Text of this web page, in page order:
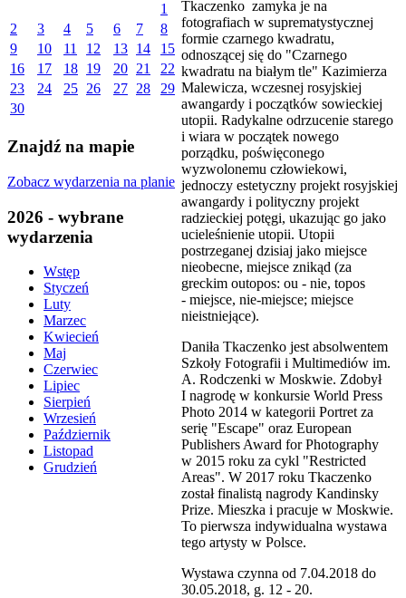
1
2
3 4 5 6 7
8
9
10 11 12 13 14
15
16
17 18 19 20 21
22
23
24 25 26 27 28
29
30
Znajdź na mapie
Zobacz wydarzenia na planie
2026 - wybrane
wydarzenia
Wstęp
Styczeń
Luty
Marzec
Kwiecień
Maj
Czerwiec
Lipiec
Sierpień
Wrzesień
Październik
Listopad
Grudzień
Tkaczenko zamyka je na
fotografiach w suprematystycznej
formie czarnego kwadratu,
odnoszącej się do "Czarnego
kwadratu na białym tle" Kazimierza
Malewicza, wczesnej rosyjskiej
awangardy i początków sowieckiej
utopii. Radykalne odrzucenie starego
i wiara w początek nowego
porządku, poświęconego
wyzwolonemu człowiekowi,
jednoczy estetyczny projekt rosyjskiej
awangardy i polityczny projekt
radzieckiej potęgi, ukazując go jako
ucieleśnienie utopii. Utopii
postrzeganej dzisiaj jako miejsce
nieobecne, miejsce znikąd (za
greckim outopos: ou - nie, topos
- miejsce, nie-miejsce; miejsce
nieistniejące).
Daniła Tkaczenko jest absolwentem
Szkoły Fotografii i Multimediów im.
A. Rodczenki w Moskwie. Zdobył
I nagrodę w konkursie World Press
Photo 2014 w kategorii Portret za
serię "Escape" oraz European
Publishers Award for Photography
w 2015 roku za cykl "Restricted
Areas". W 2017 roku Tkaczenko
został finalistą nagrody Kandinsky
Prize. Mieszka i pracuje w Moskwie.
To pierwsza indywidualna wystawa
tego artysty w Polsce.
Wystawa czynna od 7.04.2018 do
30.05.2018, g. 12 - 20.